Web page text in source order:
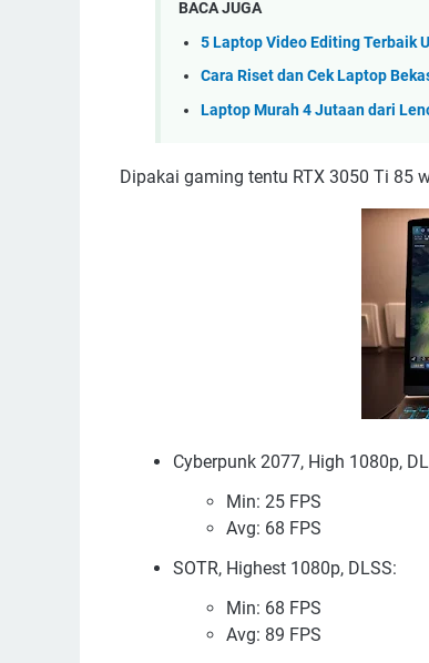
BACA JUGA
5 Laptop Video Editing Terbaik
Cara Riset dan Cek Laptop
Laptop Murah 4 Jutaan dari
Dipakai gaming tentu RTX 3050 Ti 85
Cyberpunk 2077, High 1080p,
Min: 25 FPS
Avg: 68 FPS
SOTR, Highest 1080p, DLSS:
Min: 68 FPS
Avg: 89 FPS